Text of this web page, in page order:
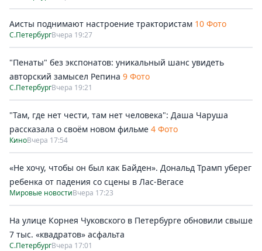
Аисты поднимают настроение трактористам 10 Фото
С.ПетербургВчера 19:27
"Пенаты" без экспонатов: уникальный шанс увидеть
авторский замысел Репина 9 Фото
С.ПетербургВчера 19:21
"Там, где нет чести, там нет человека": Даша Чаруша
рассказала о своём новом фильме 4 Фото
КиноВчера 17:54
«Не хочу, чтобы он был как Байден». Дональд Трамп уберег
ребенка от падения со сцены в Лас-Вегасе
Мировые новостиВчера 17:23
На улице Корнея Чуковского в Петербурге обновили свыше
7 тыс. «квадратов» асфальта
С.ПетербургВчера 17:01